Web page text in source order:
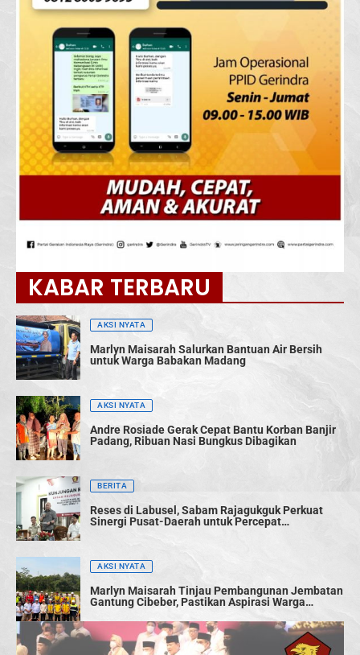
KABAR TERBARU
AKSI NYATA
Marlyn Maisarah Salurkan Bantuan Air Bersih
untuk Warga Babakan Madang
AKSI NYATA
Andre Rosiade Gerak Cepat Bantu Korban Banjir
Padang, Ribuan Nasi Bungkus Dibagikan
BERITA
Reses di Labusel, Sabam Rajagukguk Perkuat
Sinergi Pusat-Daerah untuk Percepat
AKSI NYATA
Marlyn Maisarah Tinjau Pembangunan Jembatan
Gantung Cibeber, Pastikan Aspirasi Warga